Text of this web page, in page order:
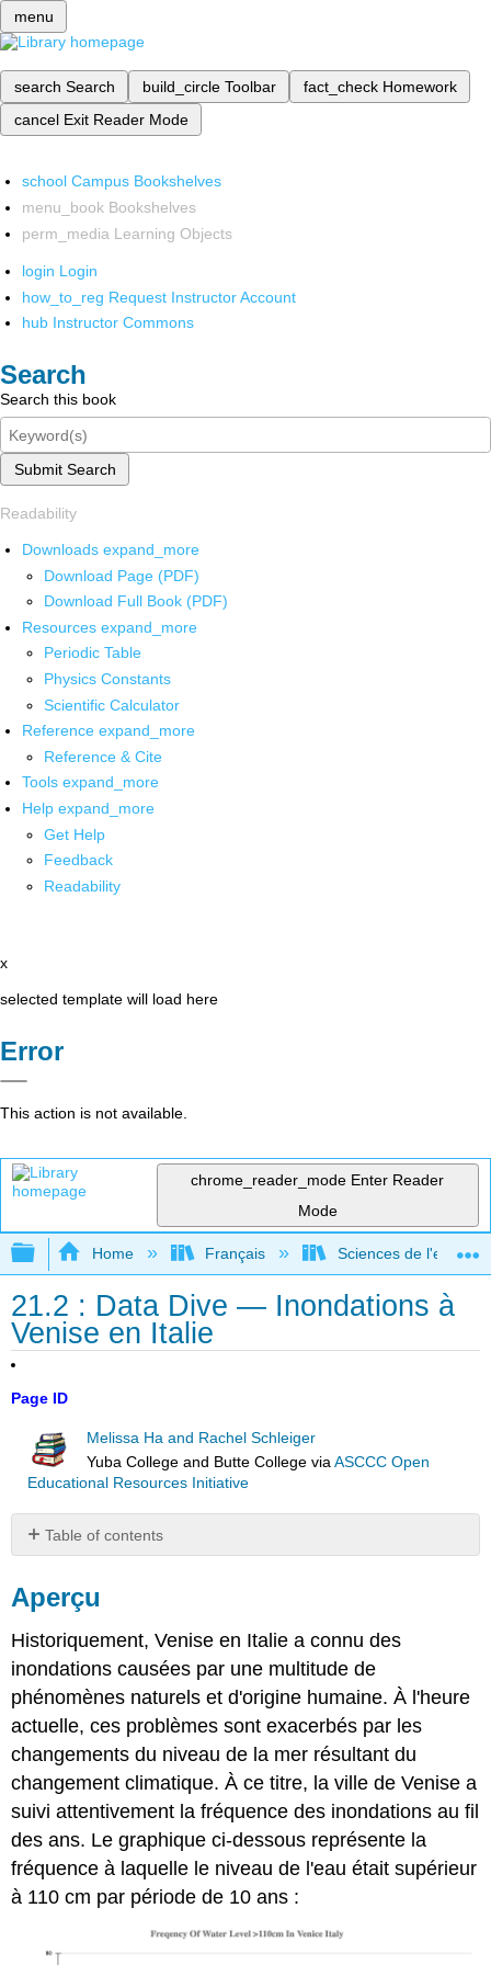
menu
search Search build_circle Toolbar fact_check Homework
cancel Exit Reader Mode
school Campus Bookshelves
menu_book Bookshelves
perm_media Learning Objects
login Login
how_to_reg Request Instructor Account
hub Instructor Commons
Search
Search this book
Submit Search
Readability
Downloads expand_more
Download Page (PDF)
Download Full Book (PDF)
Resources expand_more
Periodic Table
Physics Constants
Scientific Calculator
Reference expand_more
Reference & Cite
Tools expand_more
Help expand_more
Get Help
Feedback
Readability
x
selected template will load here
Error
This action is not available.
chrome_reader_mode Enter Reader
Mode
Expand/collapse global hierarchy
Home Français Sciences de
21.2 : Data Dive — Inondations à
Venise en Italie
Page ID
Melissa Ha and Rachel Schleiger
Yuba College and Butte College viaASCCC Open
Educational Resources Initiative
Table of contents
Des
questions
Données
brutes
les
graphiques
ci-
dessus
Attribution
Aperçu
Historiquement, Venise en Italie a connu des
inondations causées par une multitude de
phénomènes naturels et d'origine humaine. À l'heure
actuelle, ces problèmes sont exacerbés par les
changements du niveau de la mer résultant du
changement climatique. À ce titre, la ville de Venise a
suivi attentivement la fréquence des inondations au fil
des ans. Le graphique ci-dessous représente la
fréquence à laquelle le niveau de l'eau était supérieur
à 110 cm par période de 10 ans :